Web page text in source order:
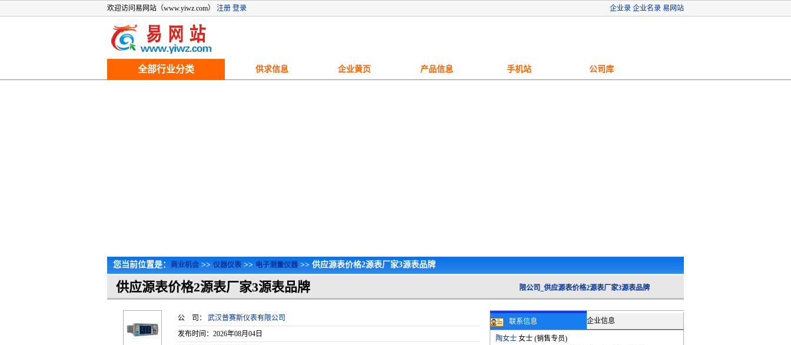
欢迎访问易网站（www.yiwz.com） 注册 登录 企业录 企业名录 易网站
全部行业分类 供求信息 企业黄页 产品信息 手机站 公司库
您当前位置是： 商业机会 >> 仪器仪表 >> 电子测量仪器 >> 供应源表价格2源表厂家3源表品牌
供应源表价格2源表厂家3源表品牌 供应源表价格2源表厂家3源表品牌_武汉普赛斯仪表有限公司_供应源表价格2源表厂家3源表品牌
公 司： 武汉普赛斯仪表有限公司
发布时间：2026年08月04日
联系信息 企业信息
陶女士女士 (销售专员)